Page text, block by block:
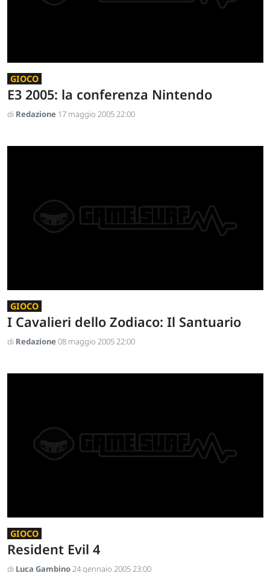
GIOCO
E3 2005: la conferenza Nintendo
di Redazione 17 maggio 2005 22:00
GIOCO
I Cavalieri dello Zodiaco: Il Santuario
di Redazione08 maggio 2005 22:00
GIOCO
Resident Evil 4
di Luca Gambino24 gennaio 2005 23:00